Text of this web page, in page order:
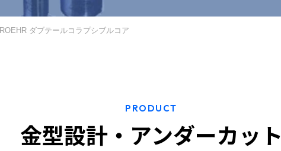
ROEHR ダブテールコラプシブルコア
PRODUCT
金型設計・アンダーカット